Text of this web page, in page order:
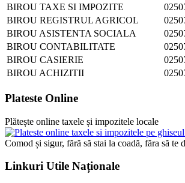
BIROU TAXE SI IMPOZITE
BIROU REGISTRUL AGRICOL
BIROU ASISTENTA SOCIALA
BIROU CONTABILITATE
BIROU CASIERIE
BIROU ACHIZITII
Plateste Online
Plătește online taxele și impozitele locale
Comod și sigur, fără să stai la coadă, făra să te
Linkuri Utile Naționale